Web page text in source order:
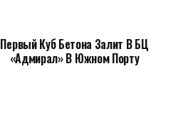
Первый Куб Бетона Залит В БЦ
«Адмирал» В Южном Порту